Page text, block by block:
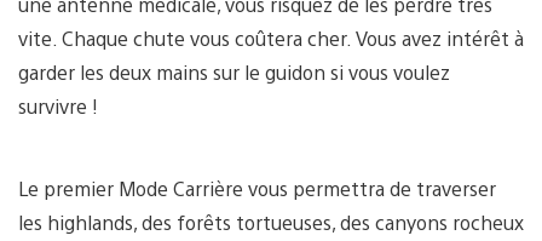
vite. Chaque chute vous coûtera cher. Vous avez intérêt à
garder les deux mains sur le guidon si vous voulez
survivre !
Le premier Mode Carrière vous permettra de traverser
les highlands, des forêts tortueuses, des canyons rocheux